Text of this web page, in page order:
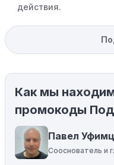
действия.
Уже со скидкой:В
вас товар может
магазины
Ограничения на
Некоторые
определенные
пытаетесь
соответствующему
Как мы
промокоды
Павел
Сооснователь и